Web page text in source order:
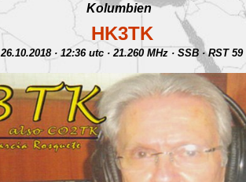
Kolumbien
HK3TK
26.10.2018 · 12:36 utc · 21.260 MHz · SSB · RST 59